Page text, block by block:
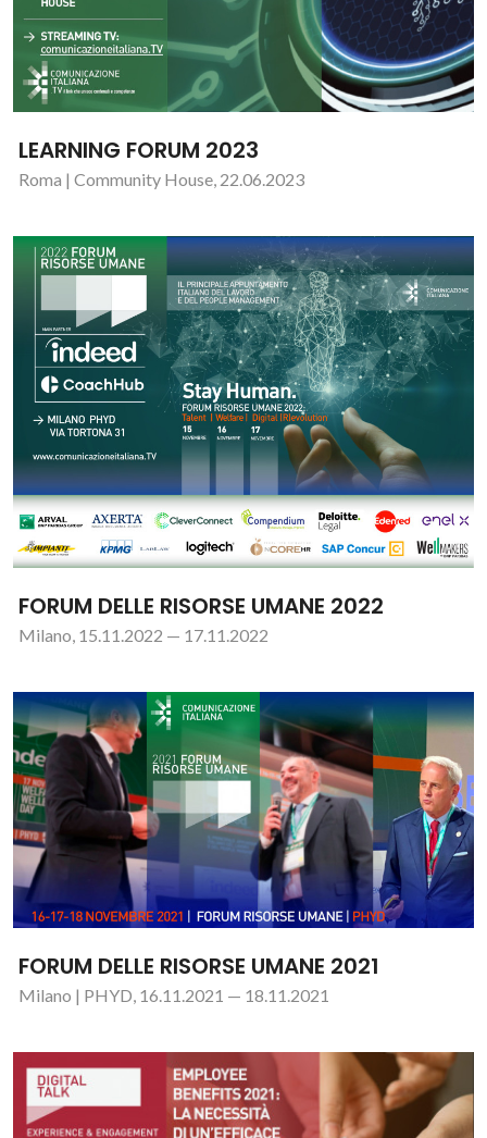
LEARNING FORUM 2023
Roma | Community House, 22.06.2023
FORUM DELLE RISORSE UMANE 2022
Milano, 15.11.2022 — 17.11.2022
FORUM DELLE RISORSE UMANE 2021
Milano | PHYD, 16.11.2021 — 18.11.2021